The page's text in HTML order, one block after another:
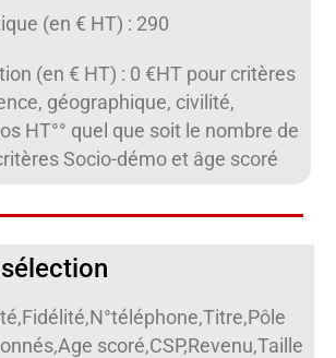
(en € HT) : 290
(en € HT) : 0 €HT pour critères
géographique, civilité,
HT°° quel que soit le nombre de
Socio-démo et âge scoré
scoré,CSP,Revenu,Taille